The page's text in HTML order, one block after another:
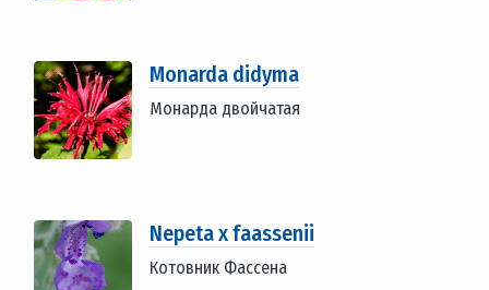
Monarda didyma
Монарда двойчатая
Nepeta x faassenii
Котовник Фассена